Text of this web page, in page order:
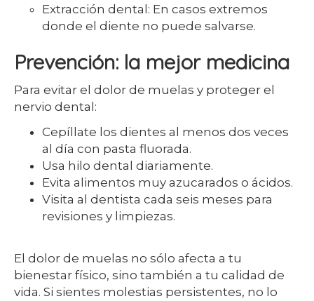
Extracción dental: En casos extremos
donde el diente no puede salvarse.
Prevención: la mejor medicina
Para evitar el dolor de muelas y proteger el
nervio dental:
Cepíllate los dientes al menos dos veces
al día con pasta fluorada.
Usa hilo dental diariamente.
Evita alimentos muy azucarados o ácidos.
Visita al dentista cada seis meses para
revisiones y limpiezas.
El dolor de muelas no sólo afecta a tu
bienestar físico, sino también a tu calidad de
vida. Si sientes molestias persistentes, no lo